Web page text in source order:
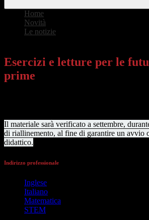
Home
Novità
Le notizie
Esercizi e letture per le
prime
Il materiale sarà verificato a settembre,
di riallinemento, al fine di garantire un avvio
didattico.
Indirizzo professionale
Inglese
Italiano
Matematica
STEM